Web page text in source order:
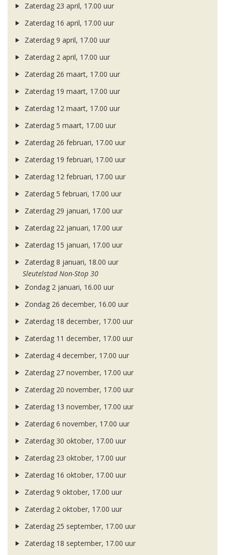
Zaterdag 23 april, 17.00 uur
Zaterdag 16 april, 17.00 uur
Zaterdag 9 april, 17.00 uur
Zaterdag 2 april, 17.00 uur
Zaterdag 26 maart, 17.00 uur
Zaterdag 19 maart, 17.00 uur
Zaterdag 12 maart, 17.00 uur
Zaterdag 5 maart, 17.00 uur
Zaterdag 26 februari, 17.00 uur
Zaterdag 19 februari, 17.00 uur
Zaterdag 12 februari, 17.00 uur
Zaterdag 5 februari, 17.00 uur
Zaterdag 29 januari, 17.00 uur
Zaterdag 22 januari, 17.00 uur
Zaterdag 15 januari, 17.00 uur
Zaterdag 8 januari, 18.00 uur
Sleutelstad Non-Stop 30
Zondag 2 januari, 16.00 uur
Zondag 26 december, 16.00 uur
Zaterdag 18 december, 17.00 uur
Zaterdag 11 december, 17.00 uur
Zaterdag 4 december, 17.00 uur
Zaterdag 27 november, 17.00 uur
Zaterdag 20 november, 17.00 uur
Zaterdag 13 november, 17.00 uur
Zaterdag 6 november, 17.00 uur
Zaterdag 30 oktober, 17.00 uur
Zaterdag 23 oktober, 17.00 uur
Zaterdag 16 oktober, 17.00 uur
Zaterdag 9 oktober, 17.00 uur
Zaterdag 2 oktober, 17.00 uur
Zaterdag 25 september, 17.00 uur
Zaterdag 18 september, 17.00 uur